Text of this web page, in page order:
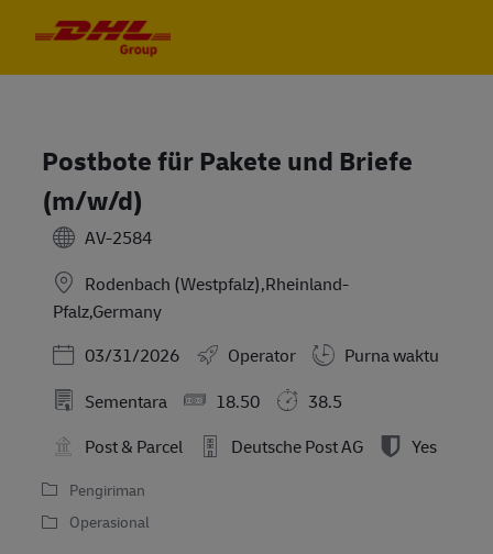
Postbote für Pakete und Briefe
(m/w/d)
AV-2584
Rodenbach (Westpfalz),Rheinland-
Pfalz,Germany
Posted Date
03/31/2026 Operator
Purna waktu
Sementara
18.50
38.5
Post & Parcel
Deutsche Post AG Yes
Pengiriman
Operasional